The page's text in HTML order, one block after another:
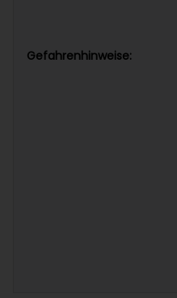
Gefahrenhinweise: